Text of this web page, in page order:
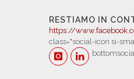
RESTIAMO IN
https://
class="social-icon si-